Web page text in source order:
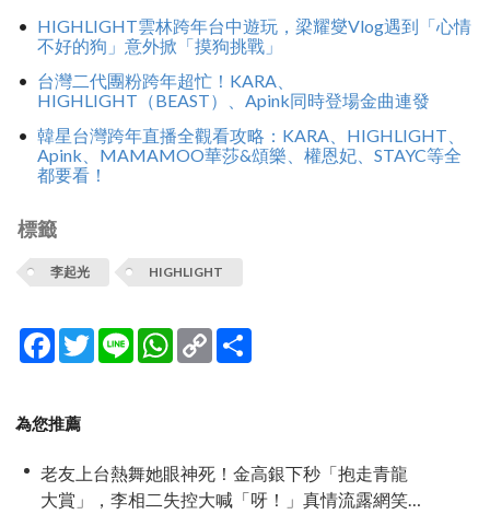
HIGHLIGHT雲林跨年台中遊玩，梁耀燮Vlog遇到「心情
不好的狗」意外掀「摸狗挑戰」
台灣二代團粉跨年超忙！KARA、
HIGHLIGHT（BEAST）、Apink同時登場金曲連發
韓星台灣跨年直播全觀看攻略：KARA、HIGHLIGHT、
Apink、MAMAMOO華莎&頌樂、權恩妃、STAYC等全
都要看！
標籤
李起光 HIGHLIGHT
Facebook
TwitterLine WhatsApp
Copy
Link
為您推薦
老友上台熱舞她眼神死！金高銀下秒「抱走青龍
大賞」，李相二失控大喊「呀！」真情流露網笑